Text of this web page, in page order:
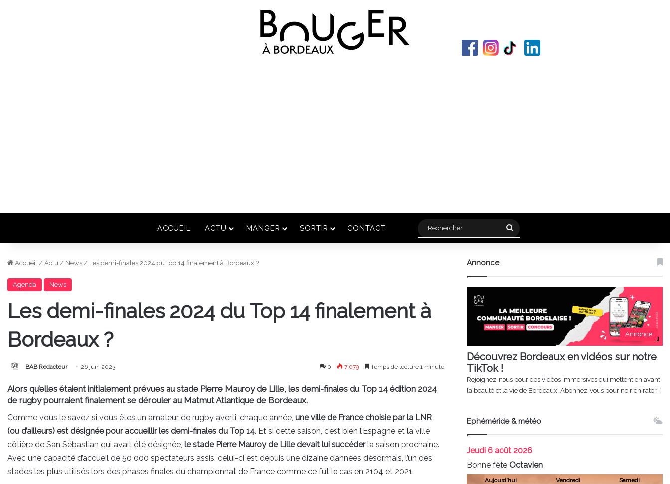
ACCUEIL ACTU MANGER SORTIR CONTACT Rechercher
Accueil / Actu / News / Les demi-finales 2024 du Top 14 finalement à Bordeaux ?
Agenda News
Les demi-finales 2024 du Top 14 finalement à
Bordeaux ?
BAB Redacteur 26 juin 2023 0 7 079 Temps de lecture 1 minute
Alors qu’elles étaient initialement prévues au stade Pierre Mauroy de Lille, les demi-finales du Top 14 édition 2024
de rugby pourraient finalement se dérouler au Matmut Atlantique de Bordeaux.
Comme vous le savez si vous êtes un amateur de rugby averti, chaque année, une ville de France choisie par la LNR
(ou d’ailleurs) est désignée pour accueillir les demi-finales du Top 14. Et si cette saison, c’est bien l’Espagne et la ville
côtière de San Sébastian qui avait été désignée, le stade Pierre Mauroy de Lille devait lui succéderla saison prochaine.
Avec une capacité d’accueil de 50 000 spectateurs assis, celui-ci est depuis une dizaine d’années désormais, l’un des
stades les plus utilisés lors des phases finales du championnat de France comme ce fut le cas en 2104 et 2021.
Annonce
Annonce
Découvrez Bordeaux en vidéos sur notre
TikTok !
Rejoignez-nous pour des vidéos immersives qui mettent en avant
la beauté et la vie de Bordeaux. Abonnez-vous pour ne rien rater !
Ephéméride & météo
Jeudi 6 août 2026
Bonne fête Octavien
Aujourd'hui
Vendredi
Samedi